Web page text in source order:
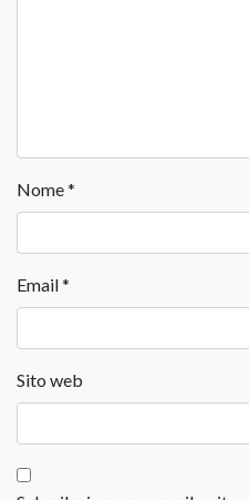
Nome*
Email*
Sito web